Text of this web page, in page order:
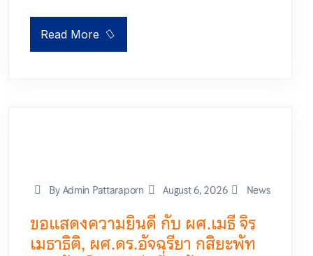
Read More
By Admin Pattaraporn August 6, 2026 News
ขอแสดงความยินดี กับ ผศ.เมธี จิร
เมธาธิติ, ผศ.ดร.อัจฉรียา กสิยะพัท